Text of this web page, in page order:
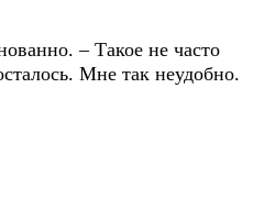
– Такое не часто
Мне так неудобно.